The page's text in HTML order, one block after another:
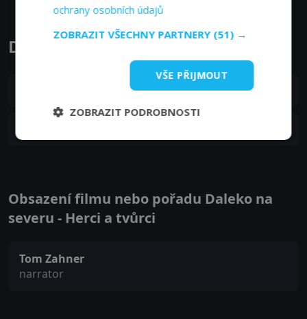
Daleko na severu epizody
S01E02
Obsazení filmu nebo pořadu Daleko na
severu - Herci a tvůrci
Tom Zahner
narrator
ochrany osobních údajů
ZOBRAZIT VŠECHNY PARTNERY (51) →
VŠE PŘIJMOUT
ZOBRAZIT PODROBNOSTI